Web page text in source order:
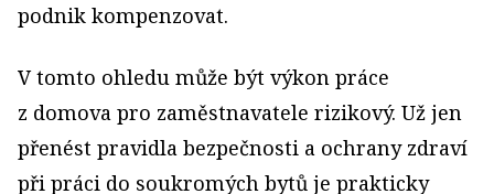
podnik kompenzovat.
V tomto ohledu může být výkon práce
z domova pro zaměstnavatele rizikový. Už jen
přenést pravidla bezpečnosti a ochrany zdraví
při práci do soukromých bytů je prakticky